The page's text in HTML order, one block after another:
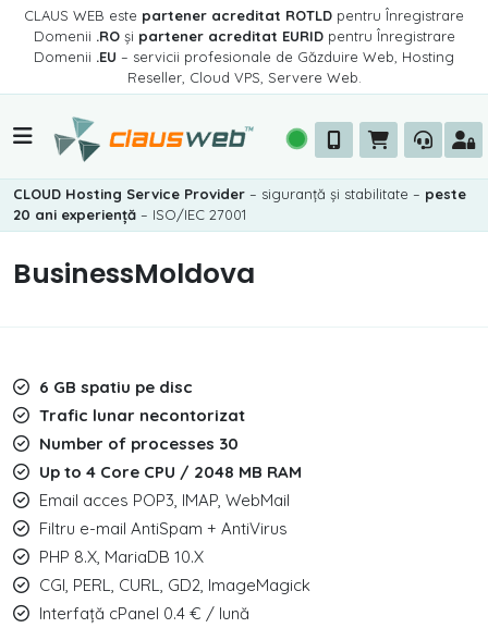
CLAUS WEB este partener acreditat ROTLD pentru Înregistrare
Domenii .ROși partener acreditat EURIDpentru Înregistrare
Domenii .EU – servicii profesionale de Găzduire Web, Hosting
Reseller, Cloud VPS, Servere Web.
CLOUD Hosting Service Provider – siguranță și stabilitate – peste
20 ani experiență – ISO/IEC 27001
BusinessMoldova
6 GB spatiu pe disc
Trafic lunar necontorizat
Number of processes 30
Up to 4 Core CPU / 2048 MB RAM
Email acces POP3, IMAP, WebMail
Filtru e-mail AntiSpam + AntiVirus
PHP 8.X, MariaDB 10.X
CGI, PERL, CURL, GD2, ImageMagick
Interfață cPanel 0.4 € / lună